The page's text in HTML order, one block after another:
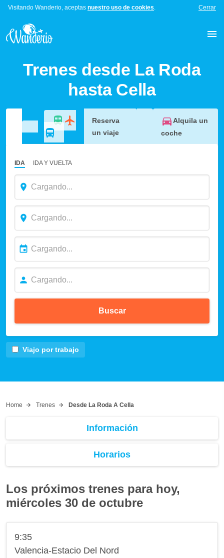
Visitando Wanderio, aceptas nuestro uso de cookies. Cerrar
Trenes desde La Roda
hasta Cella
Reserva
un viaje
Alquila un
coche
IDA IDA Y VUELTA
Buscar
Viajo por trabajo
Home Trenes Desde La Roda A Cella
Información
Horarios
Los próximos trenes para hoy,
miércoles 30 de octubre
9:35
Valencia-Estacio Del Nord